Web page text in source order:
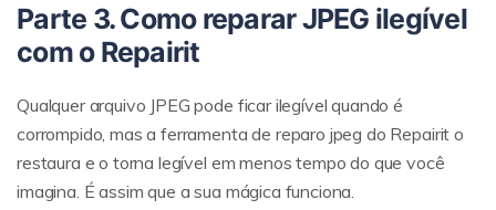
Parte 3. Como reparar JPEG ilegível
com o Repairit
Qualquer arquivo JPEG pode ficar ilegível quando é
corrompido, mas a ferramenta de reparo jpeg do Repairit o
restaura e o torna legível em menos tempo do que você
imagina. É assim que a sua mágica funciona.